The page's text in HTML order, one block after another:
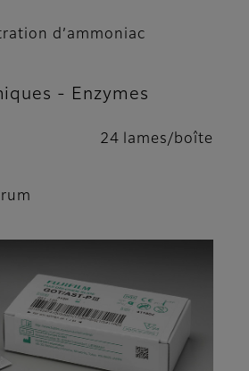
d’ammoniac
- Enzymes
24 lames/boîte